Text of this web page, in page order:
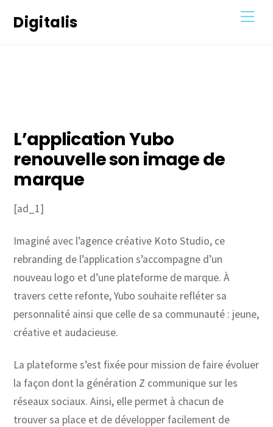
Digitalis
L’application Yubo
renouvelle son image de
marque
[ad_1]
Imaginé avec l’agence créative Koto Studio, ce
rebranding de l’application s’accompagne d’un
nouveau logo et d’une plateforme de marque. À
travers cette refonte, Yubo souhaite refléter sa
personnalité ainsi que celle de sa communauté : jeune,
créative et audacieuse.
La plateforme s’est fixée pour mission de faire évoluer
la façon dont la génération Z communique sur les
réseaux sociaux. Ainsi, elle permet à chacun de
trouver sa place et de développer facilement de